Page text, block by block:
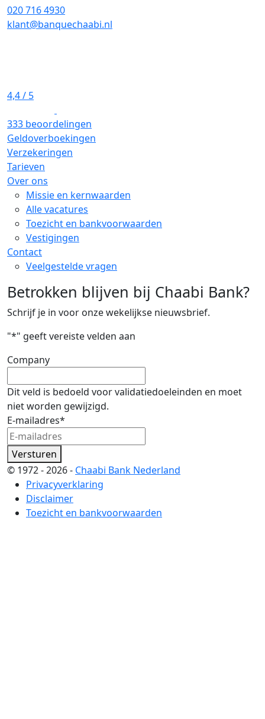
020 716 4930
klant@banquechaabi.nl
4,4/ 5
333 beoordelingen
Geldoverboekingen
Verzekeringen
Tarieven
Over ons
Missie en kernwaarden
Alle vacatures
Toezicht en bankvoorwaarden
Vestigingen
Contact
Veelgestelde vragen
Betrokken blijven bij Chaabi Bank?
Schrijf je in voor onze wekelijkse nieuwsbrief.
"*" geeft vereiste velden aan
Company
Dit veld is bedoeld voor validatiedoeleinden en moet
niet worden gewijzigd.
E-mailadres*
Versturen
© 1972 - 2026 - Chaabi Bank Nederland
Privacyverklaring
Disclaimer
Toezicht en bankvoorwaarden